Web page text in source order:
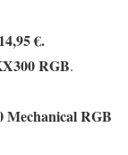
14,95 €.
RGB.
RGB